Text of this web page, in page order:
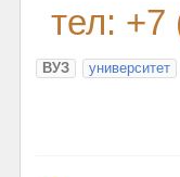
тел: +7
ВУЗ университет